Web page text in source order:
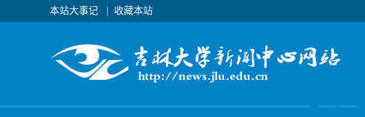
本站大事记 收藏本站